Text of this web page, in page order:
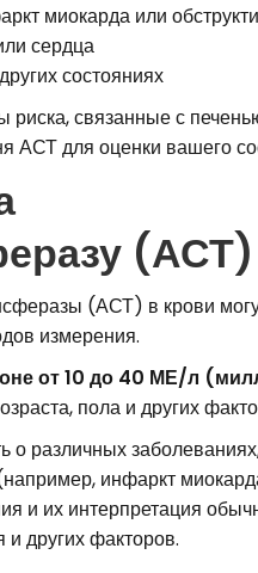
миокарда или
сердца
состояниях
риска, связанные с
АСТ для оценки вашего
(АСТ)
(АСТ) в крови
измерения.
от 10 до 40 МЕ/л
пола и других
различных заболеваниях,
инфаркт
и их интерпретация
других факторов.